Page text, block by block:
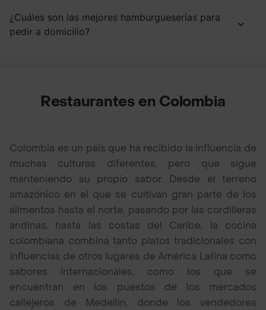
¿Cuáles son las mejores hamburgueserías para
pedir a domicilio?
Restaurantes en Colombia
Colombia es un país que ha recibido la influencia de
muchas culturas diferentes, pero que sigue
manteniendo su propio sabor. Desde el terreno
amazónico en el que se cultivan gran parte de los
alimentos hasta el norte, pasando por las cordilleras
andinas, hasta las costas del Caribe, la cocina
colombiana combina tanto platos tradicionales con
influencias de otros lugares de América Latina como
sabores internacionales, como los que se
encuentran en los puestos de los mercados
callejeros de Medellín, donde los vendedores